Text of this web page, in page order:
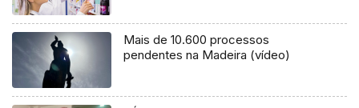
Mais de 10.600 processos
pendentes na Madeira (vídeo)